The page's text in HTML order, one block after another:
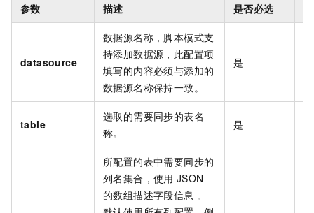
参数 描述 是否必选
datasource
数据源名称，脚本模式支
持添加数据源，此配置项
填写的内容必须与添加的
数据源名称保持一致。
是
table
选取的需要同步的表名
称。
是
所配置的表中需要同步的
列名集合，使用 JSON
的数组描述字段信息 。